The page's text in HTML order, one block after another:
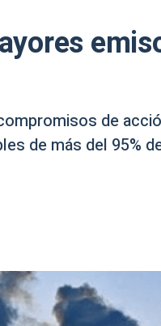
de
de más del 95%